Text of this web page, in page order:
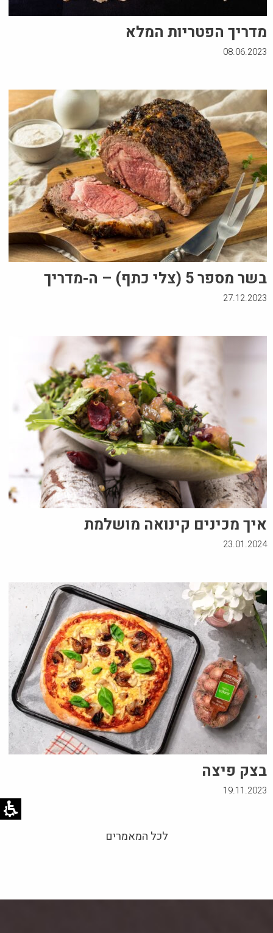
מדריך הפטריות המלא
08.06.2023
בשר מספר 5 (צלי כתף) – ה-מדריך
27.12.2023
איך מכינים קינואה מושלמת
23.01.2024
בצק פיצה
19.11.2023
לכל המאמרים